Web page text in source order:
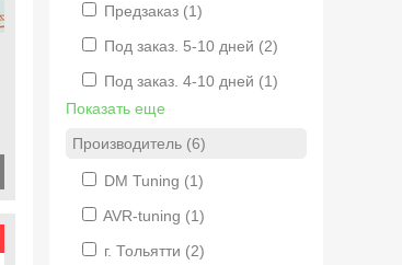
Предзаказ (1)
Под заказ. 5-10 дней (2)
Под заказ. 4-10 дней (1)
Показать еще
Производитель (6)
DM Tuning (1)
AVR-tuning (1)
г. Тольятти (2)